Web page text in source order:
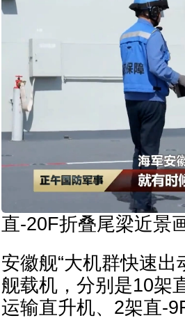
直-20F折叠尾梁近景
安徽舰“大机群快速
舰载机，分别是10架
运输直升机、2架直-